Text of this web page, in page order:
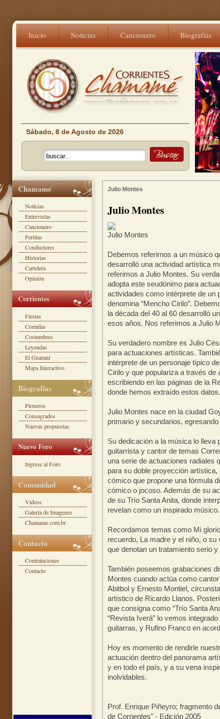
Inicio Noticias Cancionero Biografías
Sábado, 8 de Agosto de 2026
Julio Montes
Julio Montes
Julio Montes
Debemos referirnos a un músico
desarrolló una actividad artística
referimos a Julio Montes. Su
adopta este seudónimo para
actividades como intérprete de un
denomina “Mencho Cirilo”.
la década del 40 al 60 desarrolló
esos años. Nos referimos a Julio
Su verdadero nombre es Julio
para actuaciones artísticas.
intérprete de un personaje típico
Cirilo y que populariza a través de
escribiendo en las páginas de la
donde hemos extraído estos datos.
Julio Montes nace en la ciudad
primario y secundarios,
Su dedicación a la música lo lleva
guitarrista y cantor de temas
una serie de actuaciones radiales
para su doble proyección artística,
cómico que propone una fórmula
cómico o jocoso. Además de su
de su Trío Santa Anita, donde
revelan como un inspirado músico.
Recordamos temas como Mi
recuerdo, La madre y el niño, o
que denotan un tratamiento serio
También poseemos grabaciones
Montes cuando actúa como
Abitbol y Ernesto Montiel,
artístico de Ricardo Llanos.
que consigna como “Trío Santa
“Revista Iverá” lo vemos
guitarras, y Rufino Franco en
Hoy es momento de rendirle
actuación dentro del panorama
y en todo el país, y a su vena
inolvidables.
Prof. Enrique Piñeyro; fragmento
de Corrientes" - Edición 2005
Chamamé
Noticias
Entrevistas
Cancionero
Perlitas
Conductores
Historias
Cartelera
Opinión
Corrientes
Fiestas
Comidas
Costumbres
Leyendas
El Guaraní
Mapa Interactivo
Biografías
Pioneros
Consagrados
Nuevas propuestas
Nuevo Foro
Ingrese al Foro
Comunidad
Videos
Galería de Imagenes
Chamame.com.br
Contacto
Contrataciones
Contacto